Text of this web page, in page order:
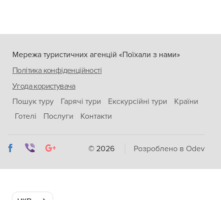
Мережа туристичних агенцій «Поїхали з нами»
Політика конфіденційності
Угода користувача
Пошук туру
Гарячі тури Екскурсійні тури
Країни
Готелі
Послуги Контакти
© 2026 Розроблено в Odev